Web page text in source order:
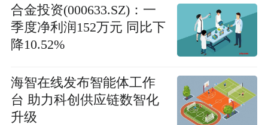
合金投资(000633.SZ)：一
季度净利润152万元 同比下
降10.52%
海智在线发布智能体工作
台 助力科创供应链数智化
升级